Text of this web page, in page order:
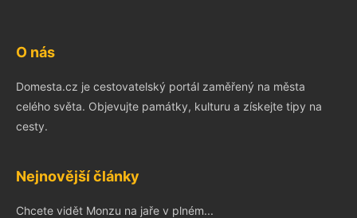
O nás
Domesta.cz je cestovatelský portál zaměřený na města
celého světa. Objevujte památky, kulturu a získejte tipy na
cesty.
Nejnovější články
Chcete vidět Monzu na jaře v plném...